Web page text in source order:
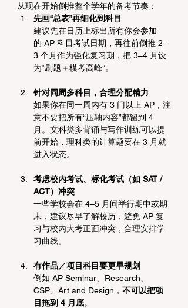
从现在开始倒推整个学年的备考节奏：
先画“总表”再细化到科目
建议先在日历上标出所有你会参加
的 AP 科目考试日期，再往前倒推 2–
3 个月作为强化复习期，把 3–4 月设
为“刷题＋模考高峰”。
针对同周多科目，合理分配精力
如果你在同一周内有 3 门以上 AP，注
意不要把所有“压轴内容”都留到 4
月。文科类多背诵与写作训练可以提
前开始，理科类的计算题要在 3 月就
进入状态。
考虑校内考试、标化考试（如 SAT /
ACT）冲突
一些学校会在 4–5 月间举行期中或期
末，建议尽早了解校历，避免 AP 复
习与校内大考正面冲突，合理安排学
习曲线。
有作品／项目科目要更早规划
例如 AP Seminar、Research、
CSP、Art and Design， 不可以把项
目拖到 4 月底。